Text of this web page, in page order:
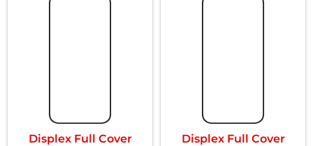
Displex Full Cover
Displex Full Cover